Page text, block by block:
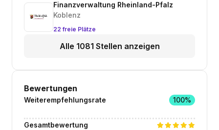
Finanzverwaltung Rheinland-Pfalz
Koblenz
22 freie Plätze
Alle 1081 Stellen anzeigen
Bewertungen
Weiterempfehlungsrate 100%
Gesamtbewertung